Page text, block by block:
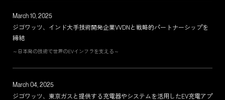
March 10, 2025
ジゴワッツ、インド大手技術開発企業VVDNと戦略的パートナーシップを
締結
～日本発の技術で世界のEVインフラを支える～
March 04, 2025
ジゴワッツ、東京ガスと提供する充電器やシステムを活用したEV充電アプ